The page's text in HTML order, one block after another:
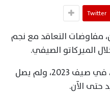
Twitter
مفاوضات التعاقد مع نجم
الميركاتو الصيفي.
وينتهي عقد صلاح مع ليفربول، في صيف 2023، ولم يصل
حتى الآن.